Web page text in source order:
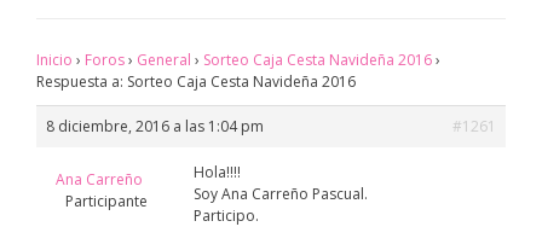
Inicio › Foros› General › Sorteo Caja Cesta Navideña 2016›
Respuesta a: Sorteo Caja Cesta Navideña 2016
8 diciembre, 2016 a las 1:04 pm #1261
Ana Carreño
Participante
Hola!!!!
Soy Ana Carreño Pascual.
Participo.